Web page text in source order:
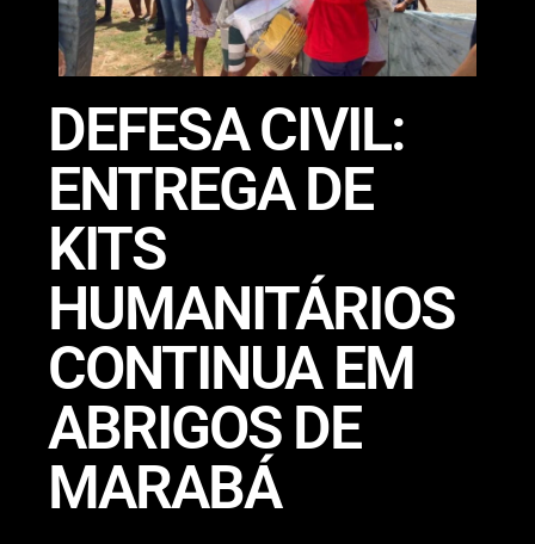
DEFESA CIVIL:
ENTREGA DE
KITS
HUMANITÁRIOS
CONTINUA EM
ABRIGOS DE
MARABÁ